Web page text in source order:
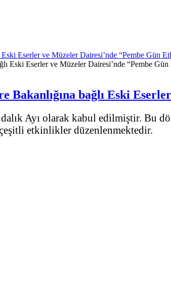
Eserler ve Müzeler Dairesi’nde “Pembe Gün
bağlı Eski
Ayı olarak kabul edilmiştir. Bu
etkinlikler düzenlenmektedir.